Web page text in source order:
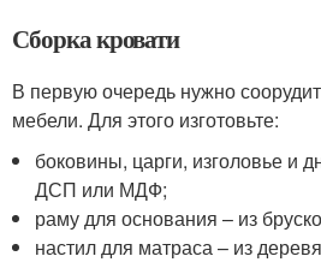
Сборка кровати
В первую очередь нужно
мебели. Для этого изготовьте:
боковины, царги, изголовье и
ДСП или МДФ;
раму для основания – из
настил для матраса – из